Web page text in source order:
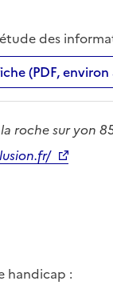
des
(PDF,
roche sur yon
handicap :